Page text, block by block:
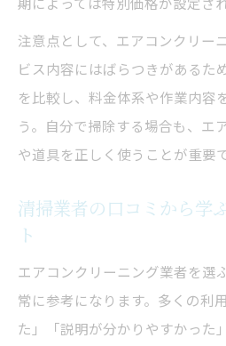
注意点として、エアコンクリー
ビス内容にはばらつきがあるた
を比較し、料金体系や作業内容
う。自分で掃除する場合も、エ
や道具を正しく使うことが重要で
清掃業者の口コミから学
ト
エアコンクリーニング業者を選
常に参考になります。多くの利
た」「説明が分かりやすかった